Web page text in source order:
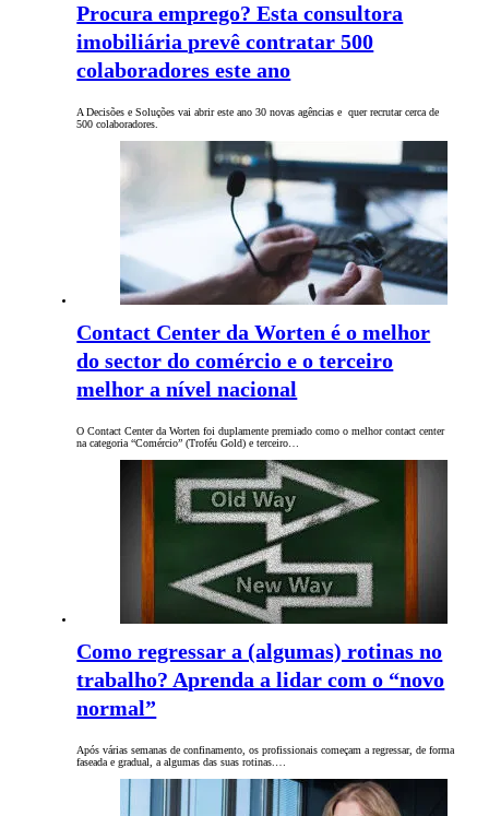
Procura emprego? Esta consultora
imobiliária prevê contratar 500
colaboradores este ano
A Decisões e Soluções vai abrir este ano 30 novas agências e quer recrutar cerca de
500 colaboradores.
Contact Center da Worten é o melhor
do sector do comércio e o terceiro
melhor a nível nacional
O Contact Center da Worten foi duplamente premiado como o melhor contact center
na categoria “Comércio” (Troféu Gold) e terceiro…
Como regressar a (algumas) rotinas no
trabalho? Aprenda a lidar com o “novo
normal”
Após várias semanas de confinamento, os profissionais começam a regressar, de forma
faseada e gradual, a algumas das suas rotinas.…